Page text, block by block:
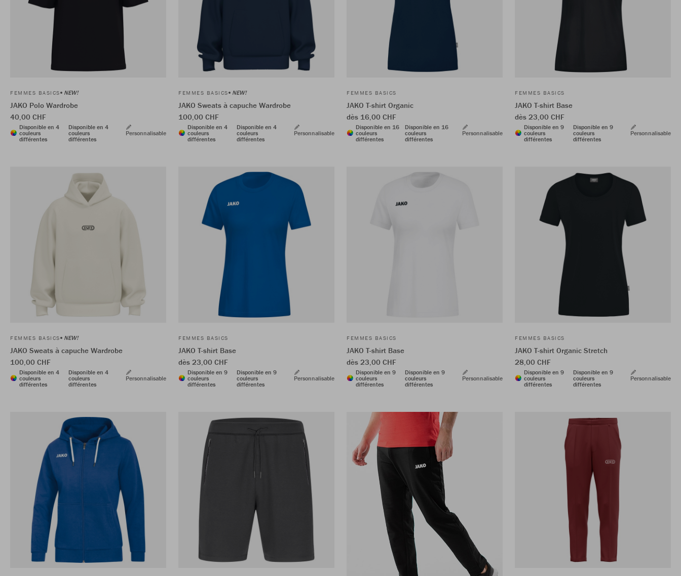
FEMMES BASICS NEW!
JAKO Polo Wardrobe
40,00 CHF
Disponible en 4
couleurs
différentes
Disponible en 4
couleurs
différentes
Personnalisable
FEMMES BASICS NEW!
JAKO Sweats à capuche Wardrobe
100,00 CHF
Disponible en 4
couleurs
différentes
Disponible en 4
couleurs
différentes
Personnalisable
FEMMES BASICS
JAKO T-shirt Organic
dès 16,00 CHF
Disponible en 16
couleurs
différentes
Disponible en 16
couleurs
différentes
Personnalisable
FEMMES BASICS
JAKO T-shirt Base
dès 23,00 CHF
Disponible en 9
couleurs
différentes
Disponible en 9
couleurs
différentes
Personnalisable
FEMMES BASICS NEW!
JAKO Sweats à capuche Wardrobe
100,00 CHF
Disponible en 4
couleurs
différentes
Disponible en 4
couleurs
différentes
Personnalisable
FEMMES BASICS
JAKO T-shirt Base
dès 23,00 CHF
Disponible en 9
couleurs
différentes
Disponible en 9
couleurs
différentes
Personnalisable
FEMMES BASICS
JAKO T-shirt Base
dès 23,00 CHF
Disponible en 9
couleurs
différentes
Disponible en 9
couleurs
différentes
Personnalisable
FEMMES BASICS
JAKO T-shirt Organic Stretch
28,00 CHF
Disponible en 9
couleurs
différentes
Disponible en 9
couleurs
différentes
Personnalisable